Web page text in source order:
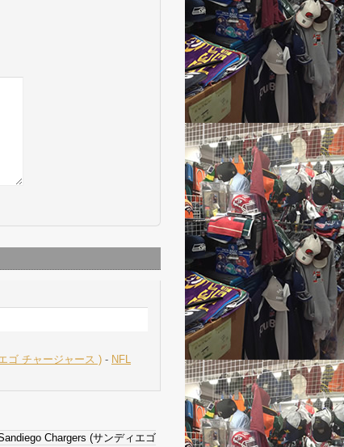
ゴ チャージャース ) - NFL
Chargers (サンディエゴ